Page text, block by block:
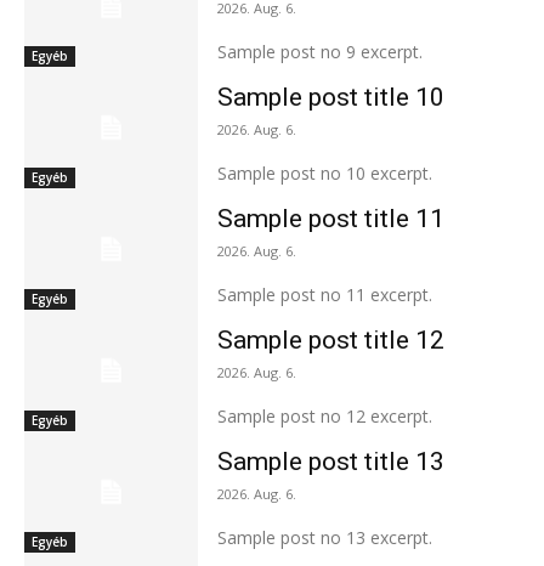
Egyéb
2026. Aug. 6.
Sample post no 9 excerpt.
Egyéb
Sample post title 10
2026. Aug. 6.
Sample post no 10 excerpt.
Egyéb
Sample post title 11
2026. Aug. 6.
Sample post no 11 excerpt.
Egyéb
Sample post title 12
2026. Aug. 6.
Sample post no 12 excerpt.
Egyéb
Sample post title 13
2026. Aug. 6.
Sample post no 13 excerpt.